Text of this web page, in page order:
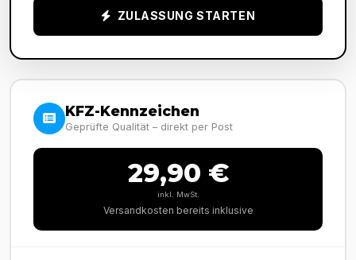
ZULASSUNG STARTEN
KFZ-Kennzeichen
Geprüfte Qualität – direkt per Post
29,90 €
inkl. MwSt.
Versandkosten bereits inklusive